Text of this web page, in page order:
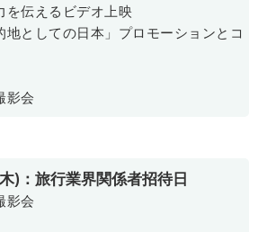
伝えるビデオ上映
としての日本」プロモーションとコ
会
)：旅行業界関係者招待日
会